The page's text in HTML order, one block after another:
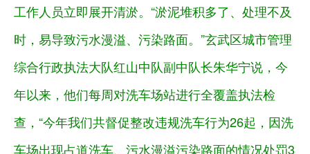
工作人员立即展开清淤。“淤泥堆积多了、处理不及
时，易导致污水漫溢、污染路面。”玄武区城市管理
综合行政执法大队红山中队副中队长朱华宁说，今
年以来，他们每周对洗车场站进行全覆盖执法检
查，“今年我们共督促整改违规洗车行为26起，因洗
车场出现占道洗车、污水漫溢污染路面的情况处罚3